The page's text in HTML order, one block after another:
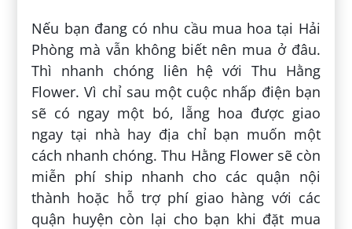
Nếu bạn đang có nhu cầu mua hoa tại Hải
Phòng mà vẫn không biết nên mua ở đâu.
Thì nhanh chóng liên hệ với Thu Hằng
Flower. Vì chỉ sau một cuộc nhấp điện bạn
sẽ có ngay một bó, lẵng hoa được giao
ngay tại nhà hay địa chỉ bạn muốn một
cách nhanh chóng. Thu Hằng Flower sẽ còn
miễn phí ship nhanh cho các quận nội
thành hoặc hỗ trợ phí giao hàng với các
quận huyện còn lại cho bạn khi đặt mua